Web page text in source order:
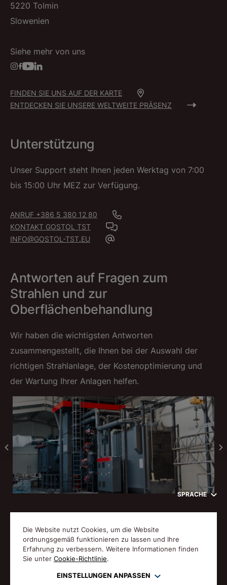
SPRACHE
Die Website nutzt Cookies, um die Website
ordnungsgemäß funktionieren zu lassen und Ihre
Erfahrung zu verbessern. Weitere Informationen finden
Sie unter Cookie-Richtlinie.
EINSTELLUNGEN ANPASSEN
5220 Tolmin
Slowenien
Siehe mehr von uns
FINDEN SIE UNS AUF DER KARTE
ENTDECKEN SIE UNSERE WELTWEITE PRÄSENZ
Unterstützung
Unser Support steht Ihnen jeden Werktag von 7:00
bis 15:00 Uhr MEZ zur Verfügung.
ANRUF +386 5 380 12 80
KONTAKT GOSTOL TST
INFO@GOSTOL-TST.EU
Antworten auf Fragen zum
Strahlen und zur
Oberflächenbehandlung
Wir haben die wichtigsten Antworten
zusammengestellt, die Ihnen bei der Auswahl der
richtigen Strahlanlage, der Kostenoptimierung und
der Wartung Ihrer Anlagen helfen.
© Gostol TST 1992-2026 Alle Rechte vorbehalten.